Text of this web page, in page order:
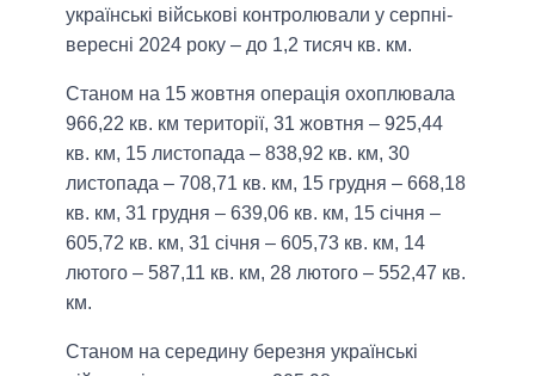
українські військові контролювали у серпні-
вересні 2024 року – до 1,2 тисяч кв. км.
Станом на 15 жовтня операція охоплювала
966,22 кв. км території, 31 жовтня – 925,44
кв. км, 15 листопада – 838,92 кв. км, 30
листопада – 708,71 кв. км, 15 грудня – 668,18
кв. км, 31 грудня – 639,06 кв. км, 15 січня –
605,72 кв. км, 31 січня – 605,73 кв. км, 14
лютого – 587,11 кв. км, 28 лютого – 552,47 кв.
км.
Станом на середину березня українські